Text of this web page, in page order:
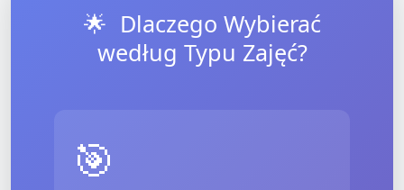
🌟 Dlaczego Wybierać
według Typu Zajęć?
🎯